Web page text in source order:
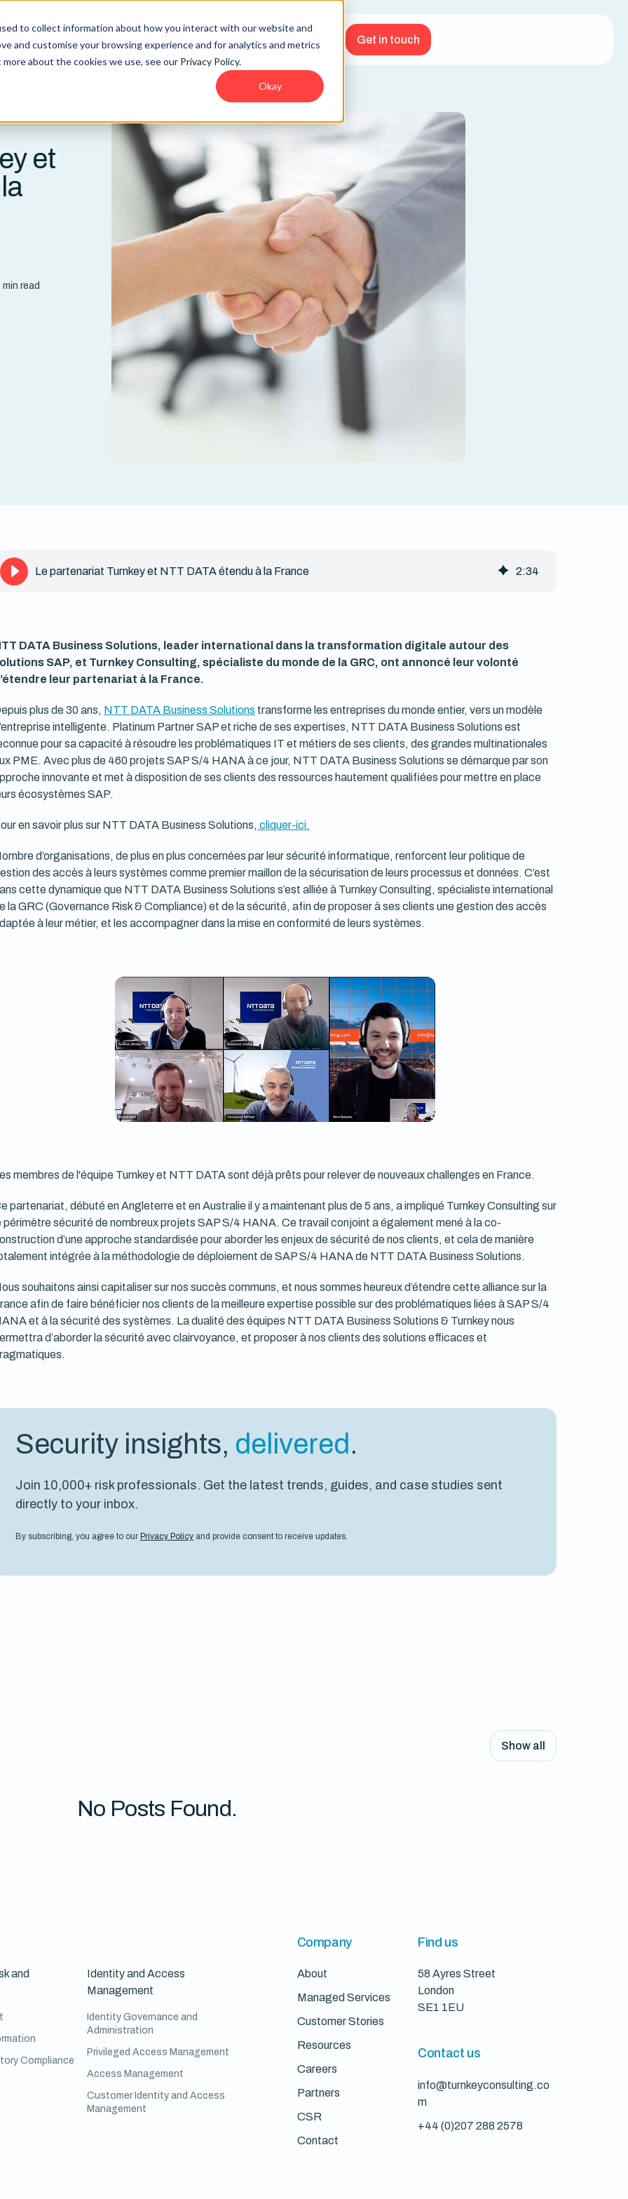
to collect information about how you interact with our website and
and customise your browsing experience and for analytics and metrics
about the cookies we use, see our Privacy Policy.
Okay
Company Resources Get in touch
et
read
Le partenariat Turnkey et NTT DATA étendu à la France 2:34
DATA Business Solutions, leader international dans la transformation digitale autour des
SAP, et Turnkey Consulting, spécialiste du monde de la GRC, ont annoncé leur volonté
leur partenariat à la France.
plus de 30 ans, NTT DATA Business Solutions transforme les entreprises du monde entier, vers un modèle
intelligente. Platinum Partner SAP et riche de ses expertises, NTT DATA Business Solutions est
pour sa capacité à résoudre les problématiques IT et métiers de ses clients, des grandes multinationales
PME. Avec plus de 460 projets SAP S/4 HANA à ce jour, NTT DATA Business Solutions se démarque par son
innovante et met à disposition de ses clients des ressources hautement qualifiées pour mettre en place
écosystèmes SAP.
en savoir plus sur NTT DATA Business Solutions, cliquer-ici.
d’organisations, de plus en plus concernées par leur sécurité informatique, renforcent leur politique de
des accès à leurs systèmes comme premier maillon de la sécurisation de leurs processus et données. C’est
cette dynamique que NTT DATA Business Solutions s’est alliée à Turnkey Consulting, spécialiste international
la GRC (Governance Risk & Compliance) et de la sécurité, afin de proposer à ses clients une gestion des accès
à leur métier, et les accompagner dans la mise en conformité de leurs systèmes.
membres de l'équipe Turnkey et NTT DATA sont déjà prêts pour relever de nouveaux challenges en France.
partenariat, débuté en Angleterre et en Australie il y a maintenant plus de 5 ans, a impliqué Turnkey Consulting sur
périmètre sécurité de nombreux projets SAP S/4 HANA. Ce travail conjoint a également mené à la co-
d’une approche standardisée pour aborder les enjeux de sécurité de nos clients, et cela de manière
intégrée à la méthodologie de déploiement de SAP S/4 HANA de NTT DATA Business Solutions.
souhaitons ainsi capitaliser sur nos succès communs, et nous sommes heureux d’étendre cette alliance sur la
afin de faire bénéficier nos clients de la meilleure expertise possible sur des problématiques liées à SAP S/4
et à la sécurité des systèmes. La dualité des équipes NTT DATA Business Solutions & Turnkey nous
d’aborder la sécurité avec clairvoyance, et proposer à nos clients des solutions efficaces et
Security insights, delivered .
Join 10,000+ risk professionals. Get the latest trends, guides, and case studies sent
directly to your inbox.
By subscribing, you agree to our Privacy Policy and provide consent to receive updates.
Show all
No Posts Found.
and
Compliance
Identity and Access
Management
Identity Governance and
Administration
Privileged Access Management
Access Management
Customer Identity and Access
Management
Company
About
Managed Services
Customer Stories
Resources
Careers
Partners
CSR
Contact
Find us
58 Ayres Street
London
SE1 1EU
Contact us
info@turnkeyconsulting.co
m
+44 (0)207 288 2578